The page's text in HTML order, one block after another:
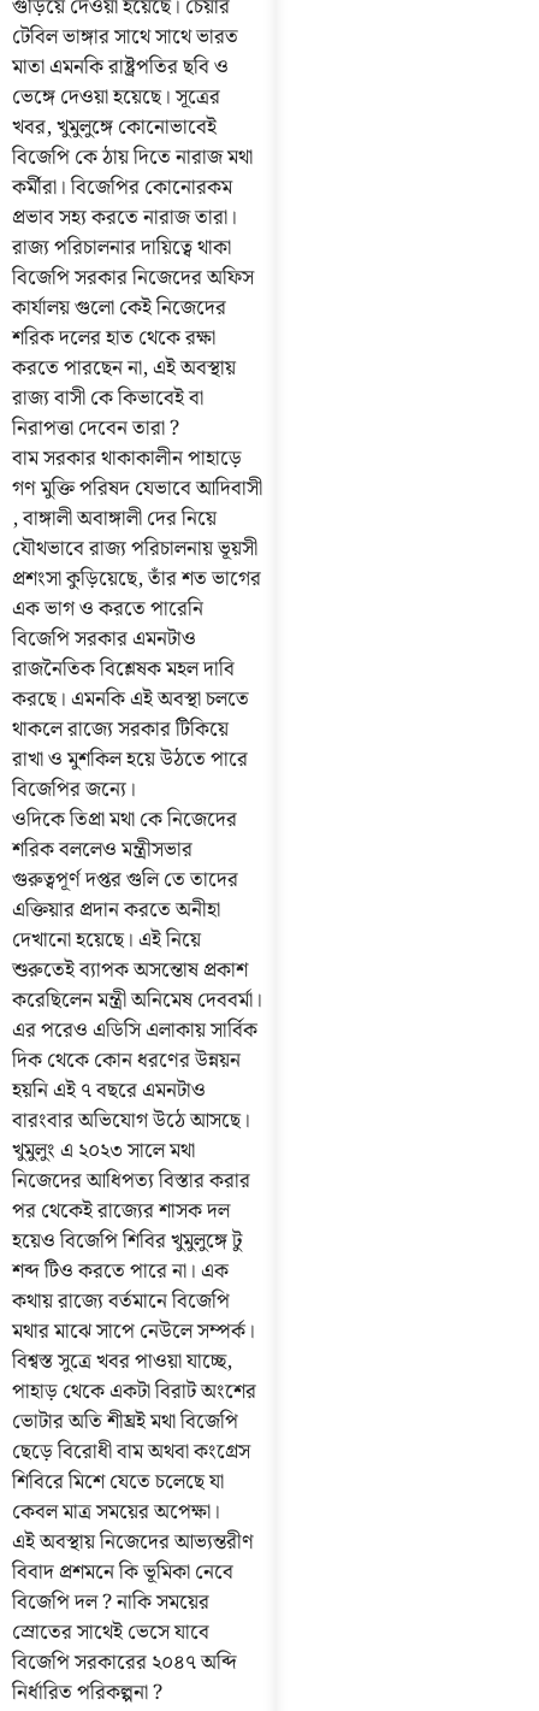
গুড়িয়ে দেওয়া হয়েছে। চেয়ার
টেবিল ভাঙ্গার সাথে সাথে ভারত
মাতা এমনকি রাষ্ট্রপতির ছবি ও
ভেঙ্গে দেওয়া হয়েছে। সূত্রের
খবর, খুমুলুঙ্গে কোনোভাবেই
বিজেপি কে ঠায় দিতে নারাজ মথা
কর্মীরা। বিজেপির কোনোরকম
প্রভাব সহ্য করতে নারাজ তারা।
রাজ্য পরিচালনার দায়িত্বে থাকা
বিজেপি সরকার নিজেদের অফিস
কার্যালয় গুলো কেই নিজেদের
শরিক দলের হাত থেকে রক্ষা
করতে পারছেন না, এই অবস্থায়
রাজ্য বাসী কে কিভাবেই বা
নিরাপত্তা দেবেন তারা ?
বাম সরকার থাকাকালীন পাহাড়ে
গণ মুক্তি পরিষদ যেভাবে আদিবাসী
, বাঙ্গালী অবাঙ্গালী দের নিয়ে
যৌথভাবে রাজ্য পরিচালনায় ভূয়সী
প্রশংসা কুড়িয়েছে, তাঁর শত ভাগের
এক ভাগ ও করতে পারেনি
বিজেপি সরকার এমনটাও
রাজনৈতিক বিশ্লেষক মহল দাবি
করছে। এমনকি এই অবস্থা চলতে
থাকলে রাজ্যে সরকার টিকিয়ে
রাখা ও মুশকিল হয়ে উঠতে পারে
বিজেপির জন্যে।
ওদিকে তিপ্রা মথা কে নিজেদের
শরিক বললেও মন্ত্রীসভার
গুরুত্বপূর্ণ দপ্তর গুলি তে তাদের
এক্তিয়ার প্রদান করতে অনীহা
দেখানো হয়েছে। এই নিয়ে
শুরুতেই ব্যাপক অসন্তোষ প্রকাশ
করেছিলেন মন্ত্রী অনিমেষ দেববর্মা।
এর পরেও এডিসি এলাকায় সার্বিক
দিক থেকে কোন ধরণের উন্নয়ন
হয়নি এই ৭ বছরে এমনটাও
বারংবার অভিযোগ উঠে আসছে।
খুমুলুং এ ২০২৩ সালে মথা
নিজেদের আধিপত্য বিস্তার করার
পর থেকেই রাজ্যের শাসক দল
হয়েও বিজেপি শিবির খুমুলুঙ্গে টু
শব্দ টিও করতে পারে না। এক
কথায় রাজ্যে বর্তমানে বিজেপি
মথার মাঝে সাপে নেউলে সম্পর্ক।
বিশ্বস্ত সুত্রে খবর পাওয়া যাচ্ছে,
পাহাড় থেকে একটা বিরাট অংশের
ভোটার অতি শীঘ্রই মথা বিজেপি
ছেড়ে বিরোধী বাম অথবা কংগ্রেস
শিবিরে মিশে যেতে চলেছে যা
কেবল মাত্র সময়ের অপেক্ষা।
এই অবস্থায় নিজেদের আভ্যন্তরীণ
বিবাদ প্রশমনে কি ভূমিকা নেবে
বিজেপি দল ? নাকি সময়ের
স্রোতের সাথেই ভেসে যাবে
বিজেপি সরকারের ২০৪৭ অব্দি
নির্ধারিত পরিকল্পনা ?